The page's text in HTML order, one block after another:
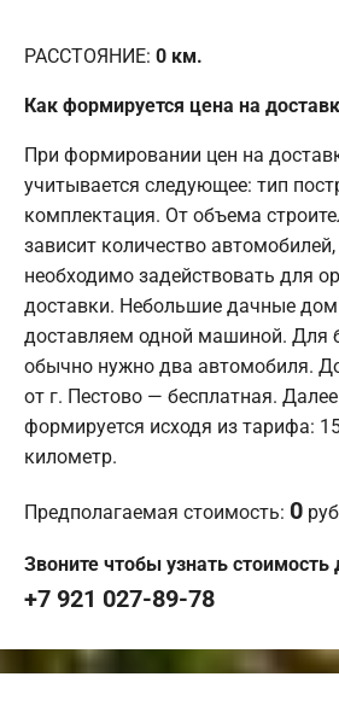
РАССТОЯНИЕ: 0 км.
Как формируется цена на
При формировании цен на
учитывается следующее: тип
комплектация. От объема
зависит количество
необходимо задействовать для
доставки. Небольшие дачные
доставляем одной машиной. Для
обычно нужно два автомобиля.
от г. Пестово — бесплатная.
формируется исходя из тарифа:
километр.
Предполагаемая стоимость: 0
Звоните чтобы узнать стоимость
+7 921 027-89-78